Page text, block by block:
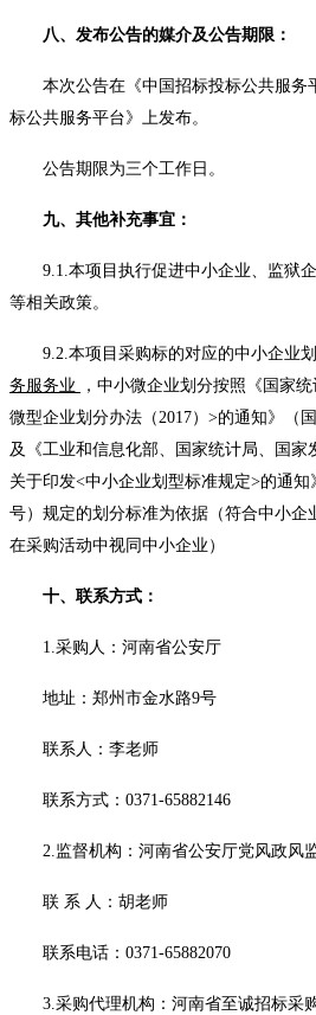
八、发布公告的媒介及公告期限：
本次公告在 《中国招标投标公共服
标公共服务平台》上发布。
公告期限为三个工作日。
九、 其他补充事宜：
9.1.本项目执行促进中小企业、监狱
等相关政策。
9.2.本项目采购标的对应的中小企业
务服务业
，中小微企业划分按照《国家
微型企业划分办法（2017）>的通知》
（
及《工业和信息化部、国家统计局、国家
关于印发<中小企业划型标准规定>的通知
号）规定的划分标准为依据（符合中小企
在采购活动中视同中小企业）
十、联系方式：
1.采购人：河南省公安厅
地址：郑州市金水路9号
联系人： 李老师
联系方式： 0371-65882146
2.监督机构：河南省公安厅党风政风
联 系 人： 胡老师
联系电话： 0371-65882070
3.采购代理机构：河南省至诚招标采